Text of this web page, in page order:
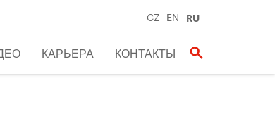
CZ EN RU
КАРЬЕРА КОНТАКТЫ